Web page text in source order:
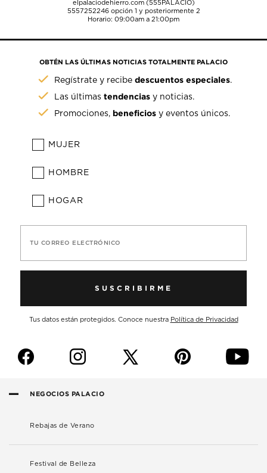
elpalaciodehierro.com (555PALACIO)
5557252246opción 1 y posteriormente 2
Horario: 09:00am a 21:00pm
OBTÉN LAS ÚLTIMAS NOTICIAS TOTALMENTE PALACIO
Regístrate y recibedescuentos especiales.
Las últimastendencias y noticias.
Promociones, beneficios y eventos únicos.
MUJER
HOMBRE
HOGAR
TU CORREO ELECTRÓNICO
SUSCRIBIRME
Tus datos están protegidos. Conoce nuestra Política de Privacidad
f i p y
NEGOCIOS PALACIO
Rebajas de Verano
Festival de Belleza